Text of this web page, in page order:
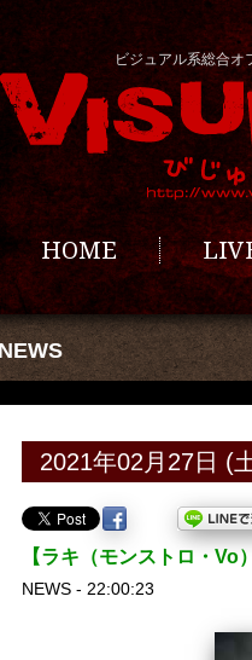
ビジュアル系総合オ
HOME
NEWS
2021年02月27日 (
【ラキ（モンストロ・
NEWS - 22:00:23